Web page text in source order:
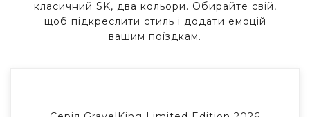
класичний SK, два кольори. Обирайте свій,
щоб підкреслити стиль і додати емоцій
вашим поїздкам.